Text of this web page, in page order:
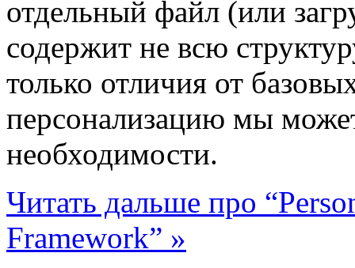
отдельный файл (или
содержит не всю
только отличия от
персонализацию мы
необходимости.
Читать дальше про
Framework” »